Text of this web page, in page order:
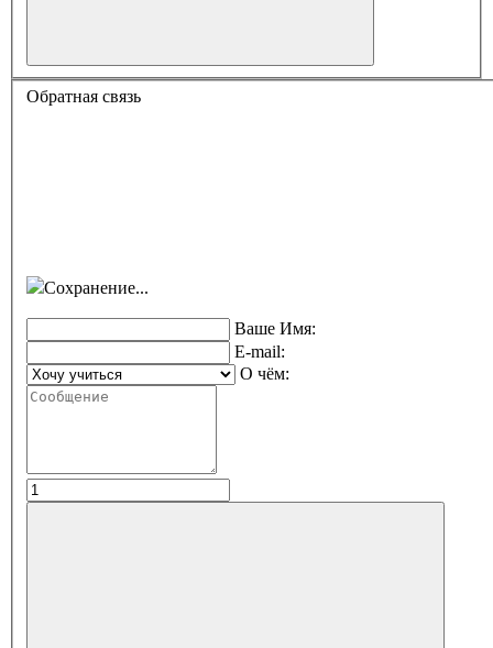
Обратная связь
Сохранение...
Ваше Имя:
E-mail:
О чём: